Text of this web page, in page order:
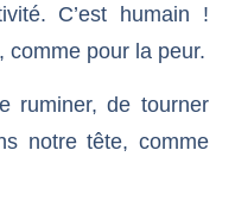
C’est humain !
comme pour la peur.
ruminer, de tourner
notre tête, comme